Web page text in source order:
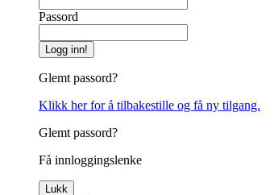
Passord
Logg inn!
Glemt passord?
Klikk her for å tilbakestille og få ny tilgang.
Glemt passord?
Få innloggingslenke
Lukk